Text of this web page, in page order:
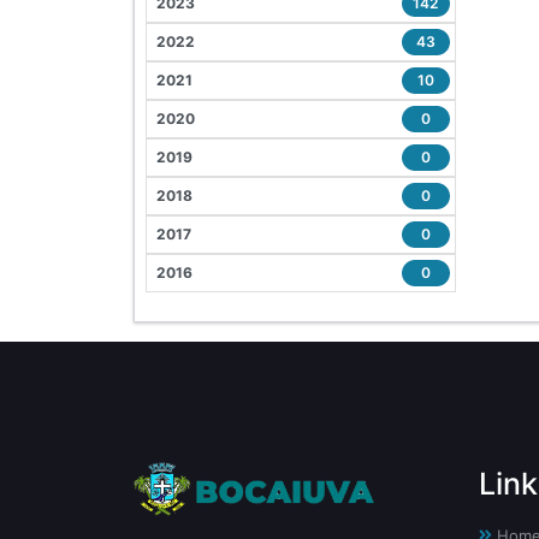
2022 43
2021 10
2020 0
2019 0
2018 0
2017 0
2016 0
Home